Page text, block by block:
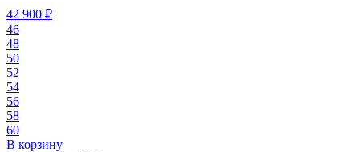
42 900 ₽
46
48
50
52
54
56
58
60
В корзину